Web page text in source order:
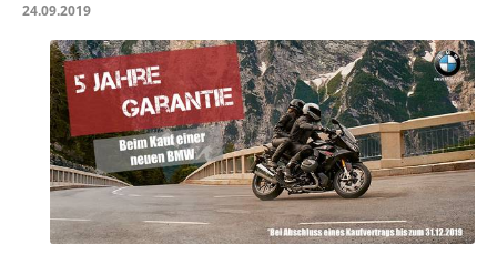
24.09.2019